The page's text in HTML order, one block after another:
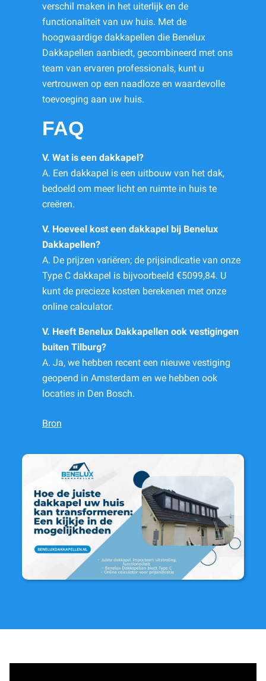
verschil maken in het uiterlijk en de
functionaliteit van uw huis. Met de
hoogwaardige dakkapellen die Benelux
Dakkapellen aanbiedt, gecombineerd met ons
team van ervaren professionals, kunt u
vertrouwen op een naadloze en waardevolle
toevoeging aan uw huis.
FAQ
V. Wat is een dakkapel?
A. Een dakkapel is een uitbouw van het dak,
bedoeld om meer licht en ruimte in huis te
creëren.
V. Hoeveel kost een dakkapel bij Benelux
Dakkapellen?
A. De prijzen variëren; de prijsindicatie van onze
Type C dakkapel is bijvoorbeeld €5099,84. U
kunt de precieze kosten berekenen met onze
online calculator.
V. Heeft Benelux Dakkapellen ook vestigingen
buiten Tilburg?
A. Ja, we hebben recent een nieuwe vestiging
geopend in Amsterdam en we hebben ook
locaties in Den Bosch.
Bron